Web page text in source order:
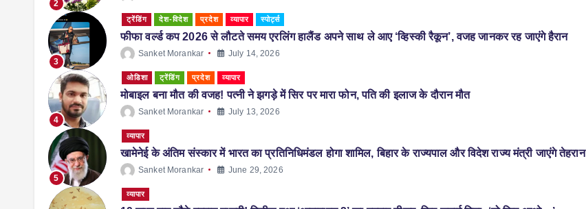
2
3
ट्रेंडिंग देश-विदेश प्रदेश व्यापार स्पोर्ट्स
फीफा वर्ल्ड कप 2026 से लौटते समय एरलिंग हालैंड अपने साथ ले आए ‘व्हिस्की रैकून’, वजह जानकर रह जाएंगे हैरान
Sanket Morankar July 14, 2026
4
ओडिशा ट्रेंडिंग प्रदेश व्यापार
मोबाइल बना मौत की वजह! पत्नी ने झगड़े में सिर पर मारा फोन, पति की इलाज के दौरान मौत
Sanket Morankar July 13, 2026
5
व्यापार
खामेनेई के अंतिम संस्कार में भारत का प्रतिनिधिमंडल होगा शामिल, बिहार के राज्यपाल और विदेश राज्य मंत्री जाएंगे तेहरान
Sanket Morankar June 29, 2026
व्यापार